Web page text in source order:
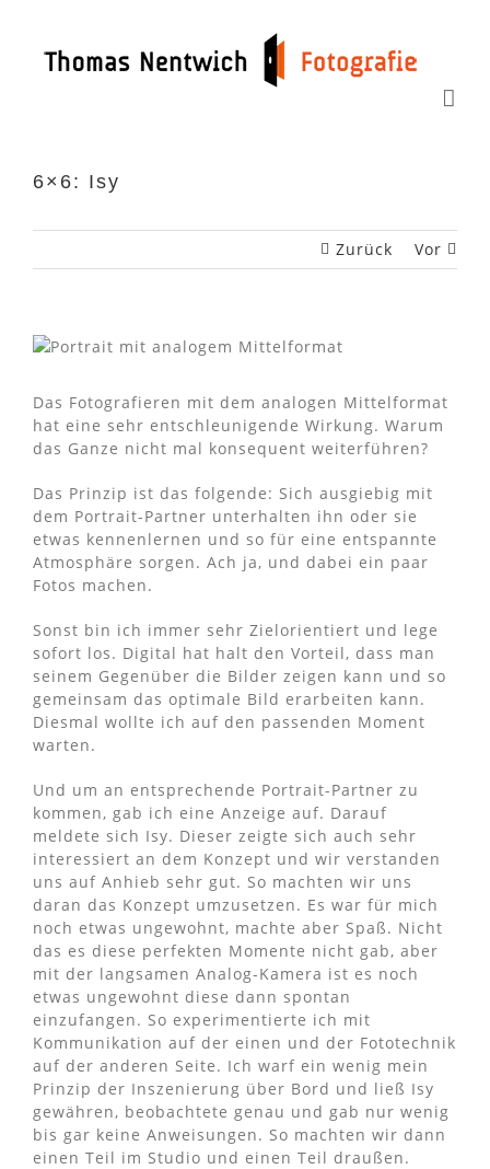
springen
6×6: Isy
Zurück Vor
Das Fotografieren mit dem analogen Mittelformat
hat eine sehr entschleunigende Wirkung. Warum
das Ganze nicht mal konsequent weiterführen?
Das Prinzip ist das folgende: Sich ausgiebig mit
dem Portrait-Partner unterhalten ihn oder sie
etwas kennenlernen und so für eine entspannte
Atmosphäre sorgen. Ach ja, und dabei ein paar
Fotos machen.
Sonst bin ich immer sehr Zielorientiert und lege
sofort los. Digital hat halt den Vorteil, dass man
seinem Gegenüber die Bilder zeigen kann und so
gemeinsam das optimale Bild erarbeiten kann.
Diesmal wollte ich auf den passenden Moment
warten.
Und um an entsprechende Portrait-Partner zu
kommen, gab ich eine Anzeige auf. Darauf
meldete sich Isy. Dieser zeigte sich auch sehr
interessiert an dem Konzept und wir verstanden
uns auf Anhieb sehr gut. So machten wir uns
daran das Konzept umzusetzen. Es war für mich
noch etwas ungewohnt, machte aber Spaß. Nicht
das es diese perfekten Momente nicht gab, aber
mit der langsamen Analog-Kamera ist es noch
etwas ungewohnt diese dann spontan
einzufangen. So experimentierte ich mit
Kommunikation auf der einen und der Fototechnik
auf der anderen Seite. Ich warf ein wenig mein
Prinzip der Inszenierung über Bord und ließ Isy
gewähren, beobachtete genau und gab nur wenig
bis gar keine Anweisungen. So machten wir dann
einen Teil im Studio und einen Teil draußen.